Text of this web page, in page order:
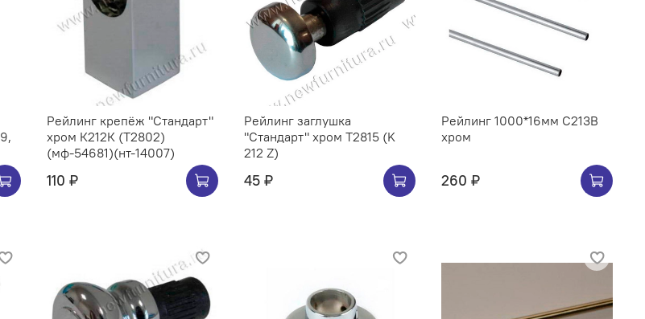
Рейлинг крепёж "Стандарт"
хром К212К (Т2802)
(мф-54681)(нт-14007)
110 ₽
Рейлинг заглушка
"Стандарт" хром Т2815 (K
212 Z)
45 ₽
Рейлинг 1000*16мм C213B
хром
260 ₽